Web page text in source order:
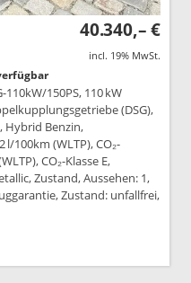
40.340,– €
incl. 19% MwSt.
110kW/150PS, 110 kW
(DSG),
Hybrid Benzin,
100km (WLTP), CO₂-
CO₂-Klasse E,
Zustand, Aussehen: 1,
Zustand: unfallfrei,
drucken